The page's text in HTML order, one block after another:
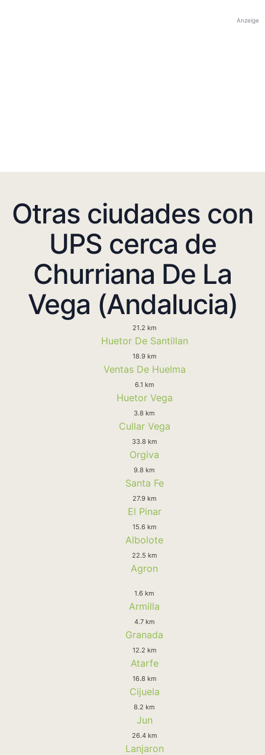
Anzeige
Otras ciudades con
UPS cerca de
Churriana De La
Vega (Andalucia)
21.2 km
Huetor De Santillan
18.9 km
Ventas De Huelma
6.1 km
Huetor Vega
3.8 km
Cullar Vega
33.8 km
Orgiva
9.8 km
Santa Fe
27.9 km
El Pinar
15.6 km
Albolote
22.5 km
Agron
1.6 km
Armilla
4.7 km
Granada
12.2 km
Atarfe
16.8 km
Cijuela
8.2 km
Jun
26.4 km
Lanjaron